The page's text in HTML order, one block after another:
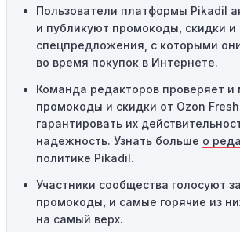
местами или регионами. Если вы
пределами указанного региона, то
применяться.
предназначены только для
использования. Если код уже был
другим, он не будет действовать
Технические сбои:
привести к неработоспособности
таких случаях следует обратиться
службу поддержки.
Пользователи платформы Pikadil
и публикуют промокоды, скидки и
спецпредложения, с которыми
во время покупок в Интернете.
Команда редакторов проверяет и
промокоды и скидки от Ozon
гарантировать их
надежность. Узнать больше о
политике Pikadil.
Участники сообщества голосуют
промокоды, и самые горячие из
на самый верх.